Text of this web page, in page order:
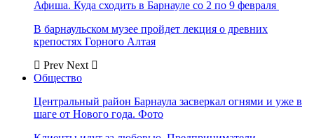
Афиша. Куда сходить в Барнауле со 2 по 9 февраля
В барнаульском музее пройдет лекция о древних
крепостях Горного Алтая
Prev Next
Общество
Центральный район Барнаула засверкал огнями и уже в
шаге от Нового года. Фото